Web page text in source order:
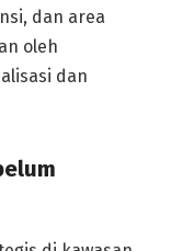
dan area
oleh
dan